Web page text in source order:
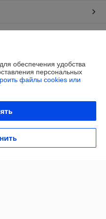
обеспечения удобства
персональных
файлы cookies или